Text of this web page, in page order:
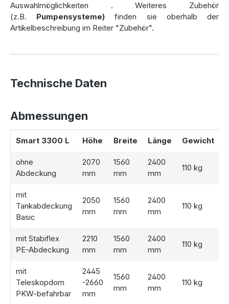
Lösung für flexible Einbausituationen.
Einbausituation
Passen Sie dieRegenwasserzisterne
Ohne Abdeckung – Perfekt, wenn bereits eine passende
Abdeckung vorhanden ist.
Tankabdeckung Basic – Stabile, kindersichere Lösung.
Stabiflex PE-Abdeckung – TÜV-geprüft und begehbar.
für Einbauorte, die mit Fahrzeugen befahren werden.
Optionales Zubehör für Ihre Zisterne
Erweitern Sie Ihre Zisterne um einen Gartenfilter
Entnahmevorrichtung, um die Wasserqualität zu optimieren
und die Nutzung noch bequemer zu machen. Für eine
umfassende Lösung empfehlen wir die
Komplettanlage Smart 3.300 Liter
. Diese enthält eine
Wasserpumpe und weitere praktische Komponenten für
Auswahlmöglichkeiten . Weiteres Zubehör
(z.B. Pumpensysteme) finden sie oberhalb der
Artikelbeschreibung im Reiter "Zubehör".
Technische Daten
Abmessungen
Smart 3300 L Höhe Breite Länge Gewicht
ohne
Abdeckung
2070
mm
1560
mm
2400
mm
110 kg
mit
Tankabdeckung
Basic
2050
mm
1560
mm
2400
mm
110 kg
mit Stabiflex
PE-Abdeckung
2210
mm
1560
mm
2400
mm
110 kg
mit
Teleskopdom
PKW-befahrbar
2445
-2660
mm
1560
mm
2400
mm
110 kg